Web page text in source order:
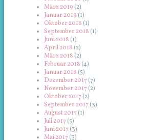
März 2019 (2)
Januar 2019 (1)
Oktober 2018 (1)
September 2018 (1)
Juni 2018 (1)
April 2018 (2)
März 2018 (2)
Februar 2018 (4)
Januar 2018 (5)
Dezember 2017(7)
November 2017(2)
Oktober 2017(2)
September 2017(3)
August 2017(1)
Juli 2017(5)
Juni 2017(3)
Mai 2017(3)